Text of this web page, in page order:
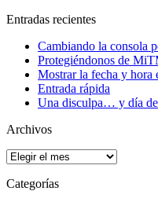
Entradas recientes
Cambiando la consola
Protegiéndonos de
Mostrar la fecha y hora
Entrada rápida
Una disculpa… y día
Archivos
Archivos
Categorías